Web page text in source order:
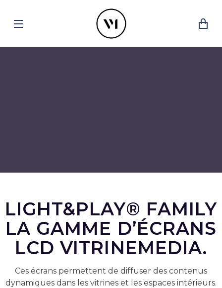
LIGHT&PLAY® FAMILY
LA GAMME D’ÉCRANS
LCD VITRINEMEDIA.
Ces écrans permettent de diffuser des contenus
dynamiques dans les vitrines et les espaces intérieurs.